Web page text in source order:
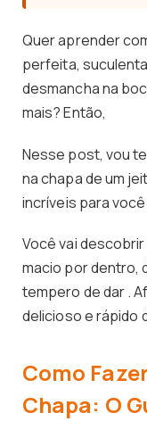
Quer aprender
perfeita,
desmancha na
mais? Então,
Nesse post, vou
na chapa de um
incríveis para
Você vai
macio por dentro,
tempero de dar .
delicioso e rápido
Como
Chapa: O